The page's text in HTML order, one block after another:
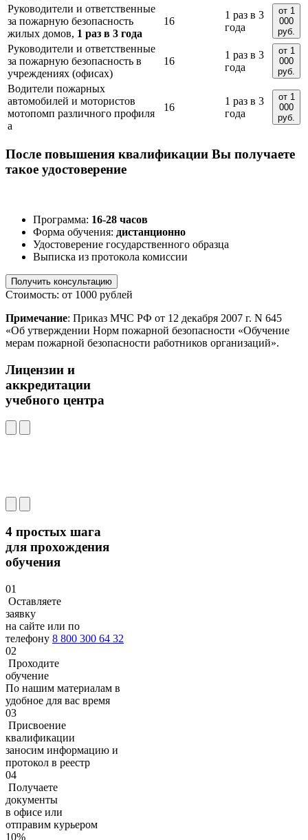
Руководители и ответственные
за пожарную безопасность
жилых домов, 1 раз в 3 года
16
1 раз в 3
года
от 1
000
руб.
Руководители и ответственные
за пожарную безопасность в
учреждениях (офисах)
16
1 раз в 3
года
от 1
000
руб.
Водители пожарных
автомобилей и мотористов
мотопомп различного профиля
а
16
1 раз в 3
года
от 1
000
руб.
После повышения квалификации Вы получаете
такое удостоверение
Программа: 16-28 часов
Форма обучения: дистанционно
Удостоверение государственного образца
Выписка из протокола комиссии
Получить консультацию
Стоимость: от 1000 рублей
Примечание: Приказ МЧС РФ от 12 декабря 2007 г. N 645
«Об утверждении Норм пожарной безопасности «Обучение
мерам пожарной безопасности работников организаций».
Лицензии и
аккредитации
учебного центра
4 простых шага
для прохождения
обучения
01
Оставляете
заявку
на сайте или по
телефону 8 800 300 64 32
02
Проходите
обучение
По нашим материалам в
удобное для вас время
03
Присвоение
квалификации
заносим информацию и
протокол в реестр
04
Получаете
документы
в офисе или
отправим курьером
10%